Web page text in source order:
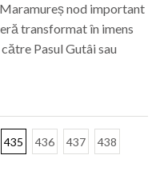
nod important
transformat în imens
Pasul Gutâi sau
435 436 437
438